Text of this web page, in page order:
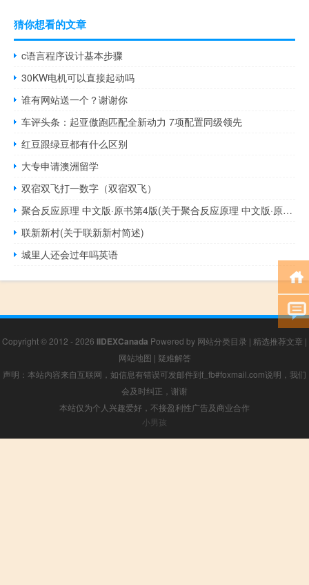
猜你想看的文章
c语言程序设计基本步骤
30KW电机可以直接起动吗
谁有网站送一个？谢谢你
车评头条：起亚傲跑匹配全新动力 7项配置同级领先
红豆跟绿豆都有什么区别
大专申请澳洲留学
双宿双飞打一数字（双宿双飞）
聚合反应原理 中文版·原书第4版(关于聚合反应原理 中文版·原书第4版简述)
联新新村(关于联新新村简述)
城里人还会过年吗英语
Copyright © 2012 - 2026 IIDEXCanada Powered by 网站分类目录 | 精选推荐文章 |
网站地图 | 疑难解答
声明：本站内容来自互联网，如信息有错误可发邮件到f_fb#foxmail.com说明，我们
会及时纠正，谢谢
本站仅为个人兴趣爱好，不接盈利性广告及商业合作
小男孩